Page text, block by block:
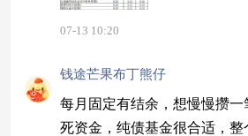
你更看好哪些投资主线？#
07-13 10:20
钱途芒果布丁熊仔
每月固定有结余，想慢慢攒
死资金，纯债基金很合适，